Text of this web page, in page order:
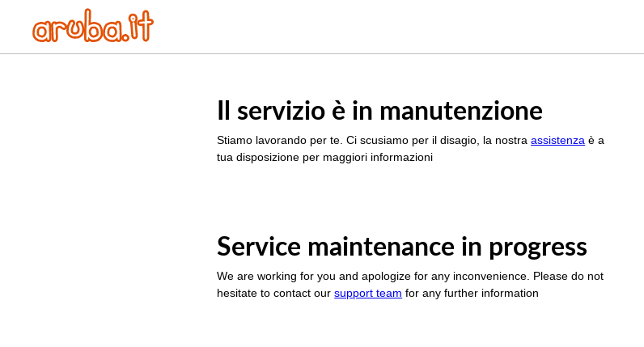
Il servizio è in manutenzione
Stiamo lavorando per te. Ci scusiamo per il disagio, la nostraassistenza è a
tua disposizione per maggiori informazioni
Service maintenance in progress
We are working for you and apologize for any inconvenience. Please do not
hesitate to contact oursupport team for any further information